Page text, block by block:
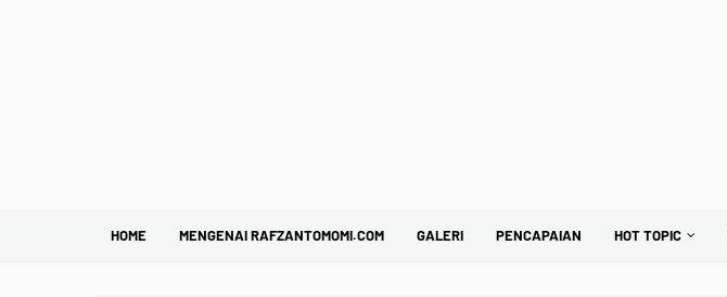
HOME MENGENAI RAFZANTOMOMI.COM GALERI PENCAPAIAN HOT TOPIC